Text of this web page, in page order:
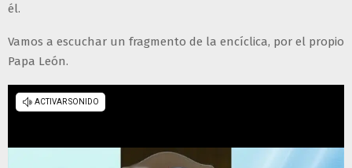
él.
Vamos a escuchar un fragmento de la encíclica, por el propio
Papa León.